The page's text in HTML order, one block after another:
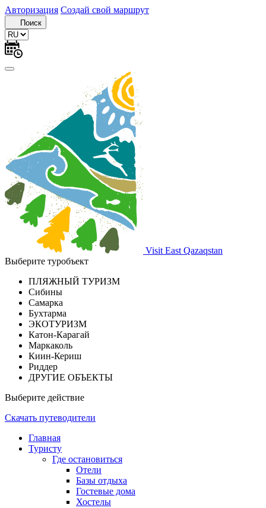
Авторизация Создай свой маршрут
Поиск
Visit East Qazaqstan
Выберите туробъект
ПЛЯЖНЫЙ ТУРИЗМ
Сибины
Самарка
Бухтарма
ЭКОТУРИЗМ
Катон-Карагай
Маркаколь
Киин-Кериш
Риддер
ДРУГИЕ ОБЪЕКТЫ
Выберите действие
Скачать путеводители
Главная
Туристу
Где остановиться
Отели
Базы отдыха
Гостевые дома
Хостелы